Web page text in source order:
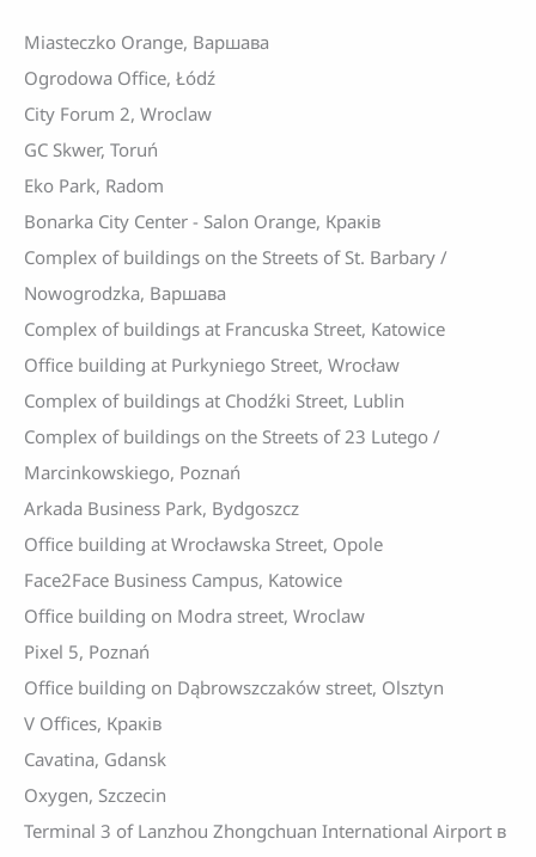
Miasteczko Orange, Варшава
Ogrodowa Office, Łódź
City Forum 2, Wroclaw
GC Skwer, Toruń
Eko Park, Radom
Bonarka City Center - Salon Orange, Краків
Complex of buildings on the Streets of St. Barbary /
Nowogrodzka, Варшава
Complex of buildings at Francuska Street, Katowice
Office building at Purkyniego Street, Wrocław
Complex of buildings at Chodźki Street, Lublin
Complex of buildings on the Streets of 23 Lutego /
Marcinkowskiego, Poznań
Arkada Business Park, Bydgoszcz
Office building at Wrocławska Street, Opole
Face2Face Business Campus, Katowice
Office building on Modra street, Wroclaw
Pixel 5, Poznań
Office building on Dąbrowszczaków street, Olsztyn
V Offices, Краків
Cavatina, Gdansk
Oxygen, Szczecin
Terminal 3 of Lanzhou Zhongchuan International Airport в